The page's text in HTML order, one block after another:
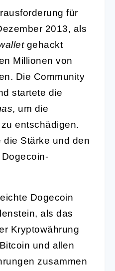
für
2013, als
gehackt
Millionen von
Die Community
startete die
, um die
entschädigen.
die Stärke und den
Dogecoin
als das
Kryptowährung
und allen
zusammen